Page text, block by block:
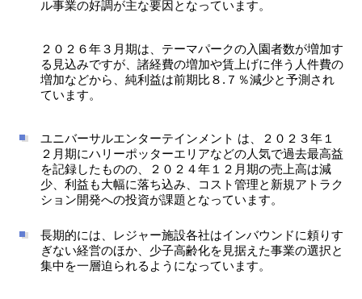
ル事業の好調が主な要因となっています。
２０２６年３月期は、テーマパークの入園者数が増加す
る見込みですが、諸経費の増加や賃上げに伴う人件費の
増加などから、純利益は前期比８.７％減少と予測され
ています。
ユニバーサルエンターテインメント は、２０２３年１
２月期にハリーポッターエリアなどの人気で過去最高益
を記録したものの、２０２４年１２月期の売上高は減
少、利益も大幅に落ち込み、コスト管理と新規アトラク
ション開発への投資が課題となっています。
長期的には、レジャー施設各社はインバウンドに頼りす
ぎない経営のほか、少子高齢化を見据えた事業の選択と
集中を一層迫られるようになっています。